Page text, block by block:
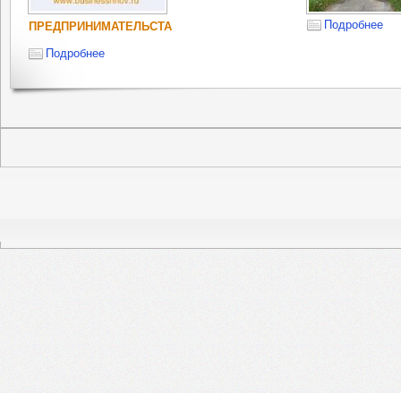
ПРЕДПРИНИМАТЕЛЬСТА
Подробнее
Подробнее